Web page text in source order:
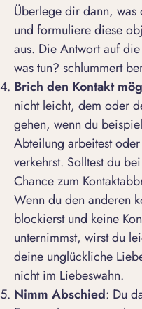
Überlege dir dann,
und formuliere diese
aus. Die Antwort auf
was tun? schlummert
Brich den Kontakt
nicht leicht, dem oder
gehen, wenn du
Abteilung arbeitest
verkehrst. Solltest du
Chance zum
Wenn du den anderen
blockierst und keine
unternimmst, wirst du
deine unglückliche
nicht im Liebeswahn.
Nimm Abschied: Du